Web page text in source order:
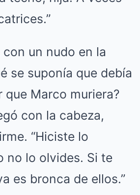
un nudo en la
se suponía que debía
que Marco muriera?
con la cabeza,
“Hiciste lo
no lo olvides. Si te
es bronca de ellos.”